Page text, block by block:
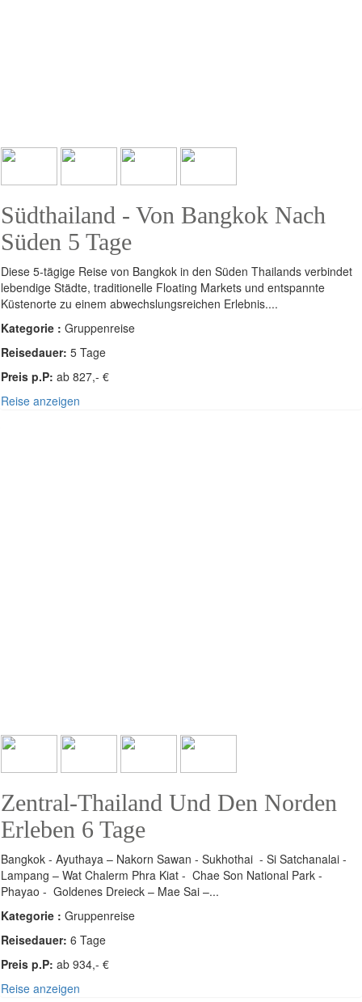
Südthailand - Von Bangkok Nach
Süden 5 Tage
Diese 5-tägige Reise von Bangkok in den Süden Thailands verbindet
lebendige Städte, traditionelle Floating Markets und entspannte
Küstenorte zu einem abwechslungsreichen Erlebnis....
Kategorie : Gruppenreise
Reisedauer: 5 Tage
Preis p.P: ab 827,- €
Reise anzeigen
Zentral-Thailand Und Den Norden
Erleben 6 Tage
Bangkok - Ayuthaya – Nakorn Sawan - Sukhothai - Si Satchanalai -
Lampang – Wat Chalerm Phra Kiat - Chae Son National Park -
Phayao - Goldenes Dreieck – Mae Sai –...
Kategorie : Gruppenreise
Reisedauer: 6 Tage
Preis p.P: ab 934,- €
Reise anzeigen